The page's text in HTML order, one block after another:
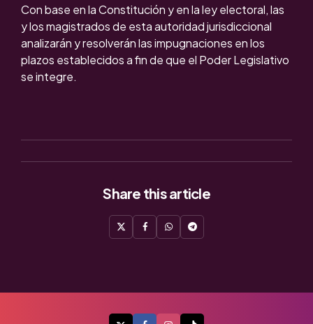
Con base en la Constitución y en la ley electoral, las
y los magistrados de esta autoridad jurisdiccional
analizarán y resolverán las impugnaciones en los
plazos establecidos a fin de que el Poder Legislativo
se integre.
Share this article